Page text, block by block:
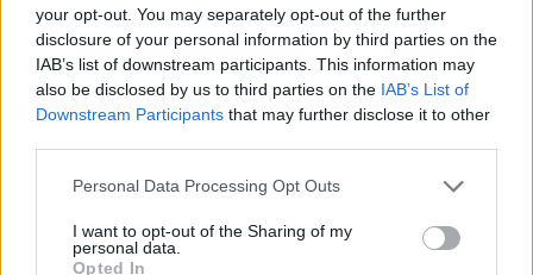
your opt-out. You may separately opt-out of the further
disclosure of your personal information by third parties on the
IAB’s list of downstream participants. This information may
also be disclosed by us to third parties on the IAB’s List of
Downstream Participants that may further disclose it to other
Personal Data Processing Opt Outs
I want to opt-out of the Sharing of my
personal data.
Opted In